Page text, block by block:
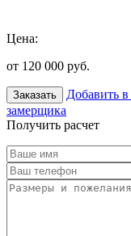
Цена:
от 120 000 руб.
Заказать Добавить
замерщика
Получить расчет